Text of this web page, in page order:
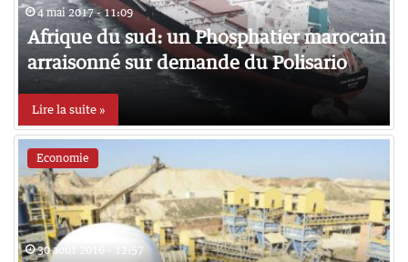
4 mai 2017 - 11:09
Afrique du sud: un Phosphatier marocain
arraisonné sur demande du Polisario
Lire la suite »
Economie
30 août 2016 - 12:57